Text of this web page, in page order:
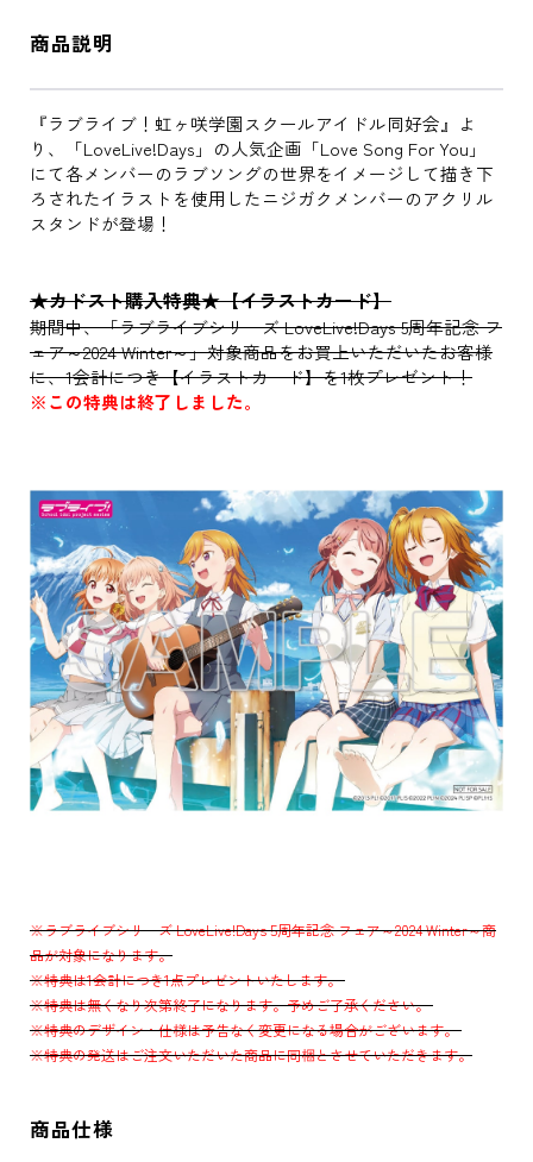
商品説明
『ラブライブ！虹ヶ咲学園スクールアイドル同好会』よ
り、「LoveLive!Days」の人気企画「Love Song For You」
にて各メンバーのラブソングの世界をイメージして描き下
ろされたイラストを使用したニジガクメンバーのアクリル
スタンドが登場！
★カドスト購入特典★【イラストカード】
期間中、「ラブライブシリーズ LoveLive!Days 5周年記念 フ
ェア～2024 Winter～」対象商品をお買上いただいたお客様
に、1会計につき【イラストカード】を1枚プレゼント！
※この特典は終了しました。
※ラブライブシリーズ LoveLive!Days 5周年記念 フェア～2024 Winter～商
品が対象になります。
※特典は1会計につき1点プレゼントいたします。
※特典は無くなり次第終了になります。予めご了承ください。
※特典のデザイン・仕様は予告なく変更になる場合がございます。
※特典の発送はご注文いただいた商品に同梱とさせていただきます。
商品仕様